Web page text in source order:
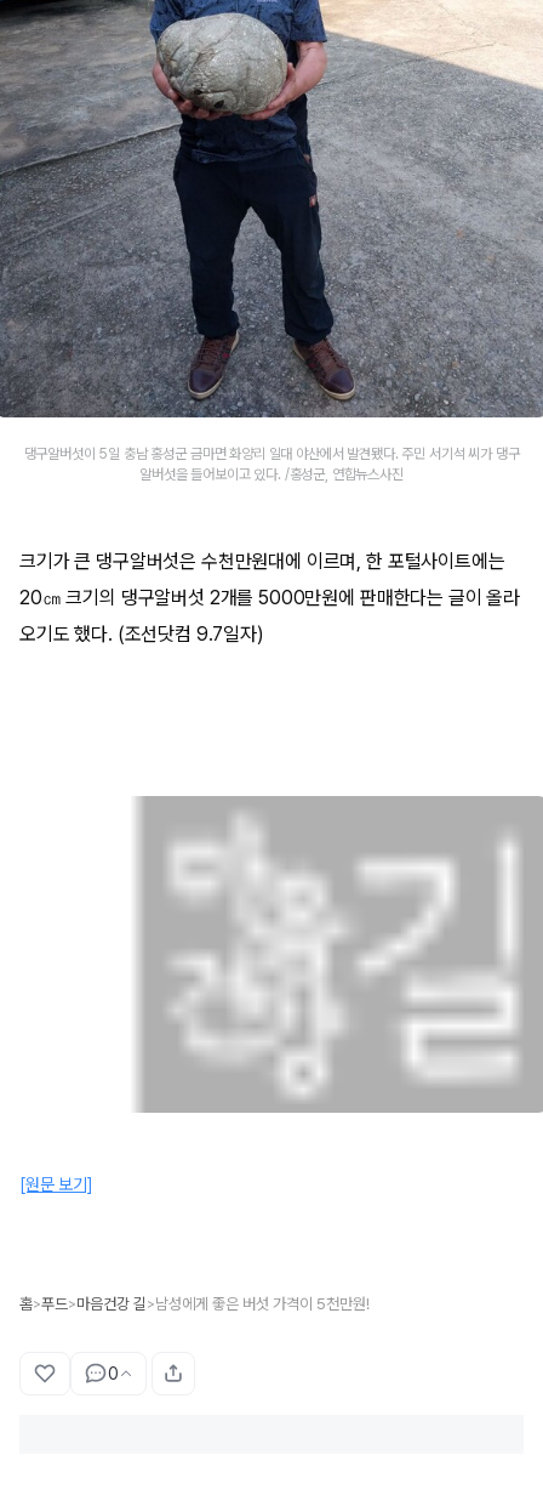
댕구알버섯이 5일 충남 홍성군 금마면 화양리 일대 야산에서 발견됐다. 주민 서기석 씨가 댕구
알버섯을 들어보이고 있다. /홍성군, 연합뉴스사진
크기가 큰 댕구알버섯은 수천만원대에 이르며, 한 포털사이트에는
20㎝ 크기의 댕구알버섯 2개를 5000만원에 판매한다는 글이 올라
오기도 했다. (조선닷컴 9.7일자)
[원문 보기]
홈>푸드>마음건강 길 >남성에게 좋은 버섯 가격이 5천만원!
0